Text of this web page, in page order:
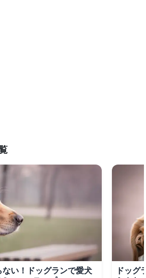
ない！ドッグランで愛犬
ドッグ